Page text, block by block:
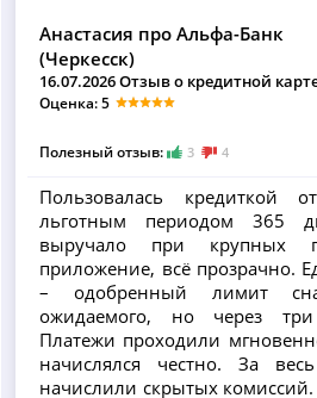
Анастасия про Альфа-Банк
(Черкесск)
16.07.2026 Отзыв о кредитной
Оценка: 5
Полезный отзыв: 3 4
Пользовалась кредиткой
льготным периодом 365
выручало при крупных
приложение, всё прозрачно.
– одобренный лимит
ожидаемого, но через
Платежи проходили
начислялся честно. За
начислили скрытых